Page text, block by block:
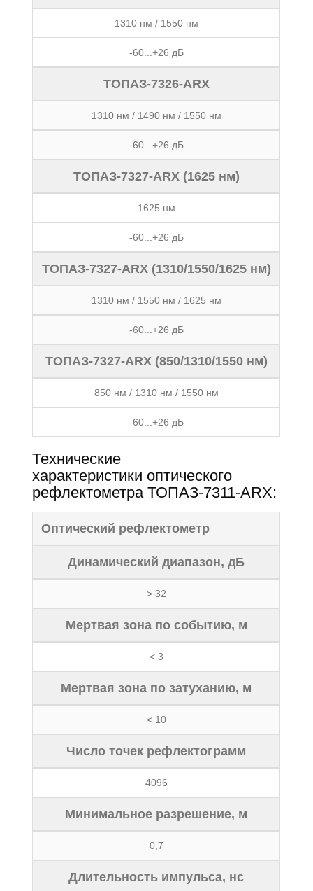
1310 нм / 1550 нм
-60...+26 дБ
ТОПАЗ-7326-ARX
1310 нм / 1490 нм / 1550 нм
-60...+26 дБ
ТОПАЗ-7327-ARX (1625 нм)
1625 нм
-60...+26 дБ
ТОПАЗ-7327-ARX (1310/1550/1625 нм)
1310 нм / 1550 нм / 1625 нм
-60...+26 дБ
ТОПАЗ-7327-ARX (850/1310/1550 нм)
850 нм / 1310 нм / 1550 нм
-60...+26 дБ
Технические
характеристики оптического
рефлектометра ТОПАЗ-7311-ARX:
Оптический рефлектометр
Динамический диапазон, дБ
> 32
Мертвая зона по событию, м
< 3
Мертвая зона по затуханию, м
< 10
Число точек рефлектограмм
4096
Минимальное разрешение, м
0,7
Длительность импульса, нс